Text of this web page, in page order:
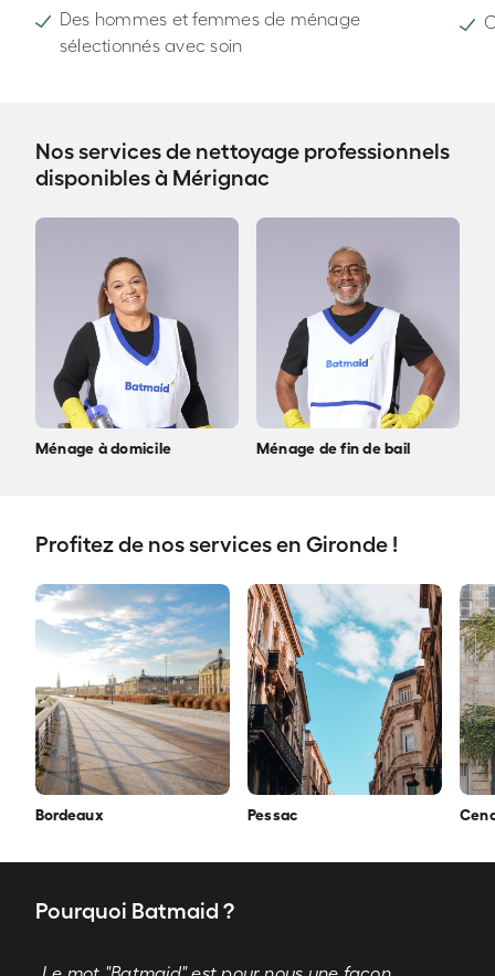
Des hommes et femmes de ménage
sélectionnés avec soin
Nos services de nettoyage professionnels
disponibles à Mérignac
Ménage à domicile Ménage de fin de bail
Profitez de nos services en Gironde !
Bordeaux Pessac
Pourquoi Batmaid ?